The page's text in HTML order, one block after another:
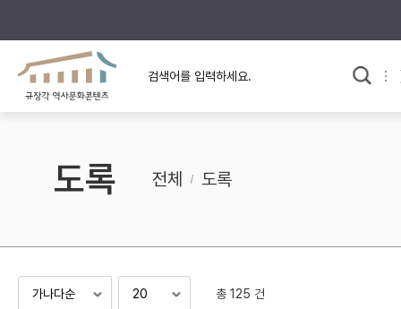
규장각의 어제와 오늘
규장각 소개영상
사료와 문학으로 본
고대
조선 후기
도록 전체 도록
총 125 건